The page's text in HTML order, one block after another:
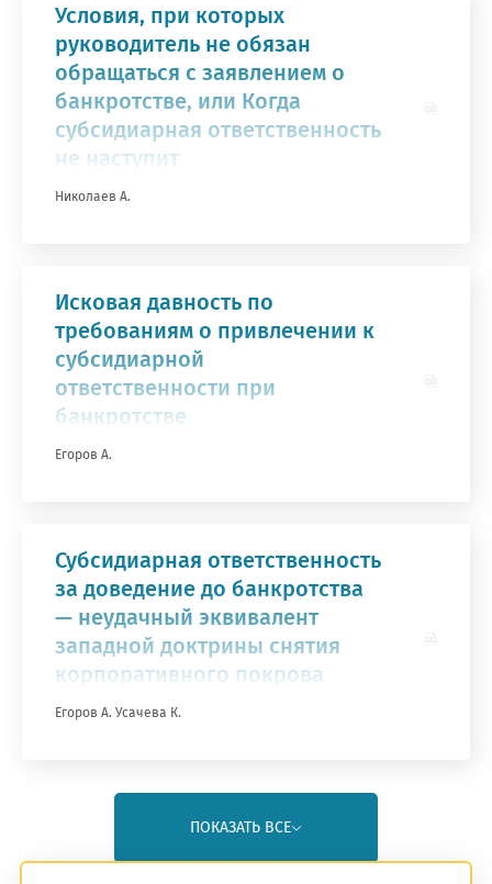
Условия, при которых
руководитель не обязан
обращаться с заявлением о
банкротстве, или Когда
субсидиарная ответственность
не наступит
Николаев А.
Исковая давность по
требованиям о привлечении к
субсидиарной
ответственности при
банкротстве
Егоров А.
Субсидиарная ответственность
за доведение до банкротства
— неудачный эквивалент
западной доктрины снятия
корпоративного покрова
Егоров А. Усачева К.
ПОКАЗАТЬ ВСЕ